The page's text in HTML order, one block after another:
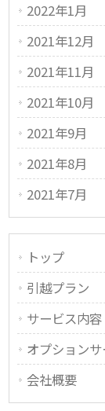
2022年1月
2021年12月
2021年11月
2021年10月
2021年9月
2021年8月
2021年7月
トップ
引越プラン
サービス内容
オプション
会社概要